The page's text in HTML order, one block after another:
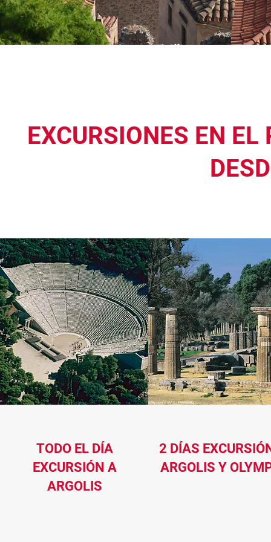
EXCURSIONES EN
TODO EL DÍA
EXCURSIÓN A
ARGOLIS
2 DÍAS
ARGOLIS Y